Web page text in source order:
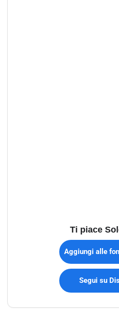
Ti piace
Aggiungi alle
Segui su